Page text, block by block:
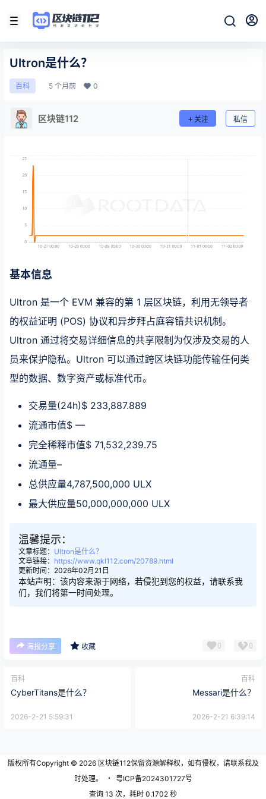
Ultron是什么？
百科 5 个月前 0
区块链112 关注 私信
基本信息
Ultron 是一个 EVM 兼容的第 1 层区块链，利用无领导者
的权益证明 (POS) 协议和异步拜占庭容错共识机制。
Ultron 通过将交易详细信息的共享限制为仅涉及交易的人
员来保护隐私。Ultron 可以通过跨区块链功能传输任何类
型的数据、数字资产或标准代币。
交易量(24h)$ 233,887.889
流通市值$ —
完全稀释市值$ 71,532,239.75
流通量–
总供应量4,787,500,000 ULX
最大供应量50,000,000,000 ULX
温馨提示：
文章标题： Ultron是什么？
文章链接： https://www.qkl112.com/20789.html
更新时间：2026年02月21日
本站声明：该内容来源于网络，若侵犯到您的权益，请联系我
们，我们将第一时间处理。
海报分享 收藏 0 0
百科
CyberTitans是什么？
2026-2-21 5:59:31
百科
Messari是什么？
2026-2-21 6:39:14
版权所有Copyright © 2026区块链112保留资源解释权，如有侵权，请联系我及
时处理。
・ 粤ICP备2024301727号
查询 13 次，耗时 0.1702 秒